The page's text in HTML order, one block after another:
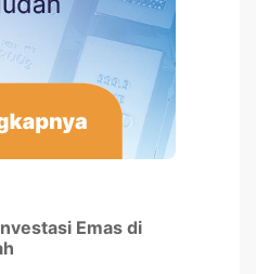
Emas di